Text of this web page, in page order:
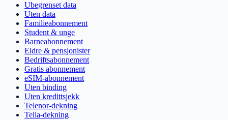
Ubegrenset data
Uten data
Familieabonnement
Student & unge
Barneabonnement
Eldre & pensjonister
Bedriftsabonnement
Gratis abonnement
eSIM-abonnement
Uten binding
Uten kredittsjekk
Telenor-dekning
Telia-dekning